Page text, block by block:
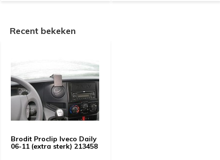
Recent bekeken
Brodit Proclip Iveco Daily
06-11 (extra sterk) 213458